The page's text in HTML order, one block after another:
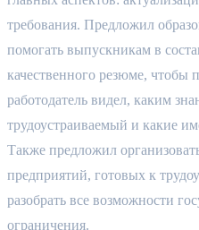
требования. Предложил
помогать выпускникам в
качественного резюме, чтобы
работодатель видел, каким
трудоустраиваемый и какие
Также предложил
предприятий, готовых к
разобрать все возможности
ограничения.